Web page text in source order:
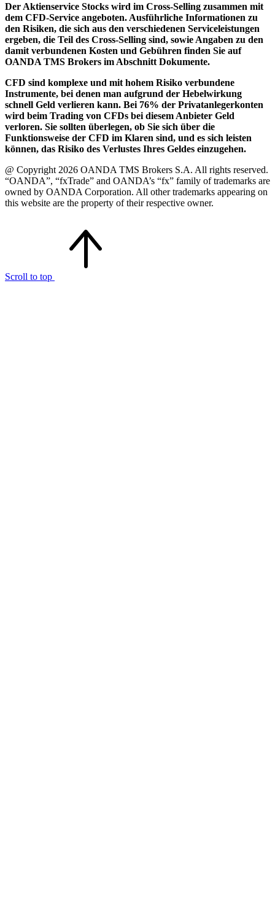
Der Aktienservice Stocks wird im Cross-Selling zusammen mit
dem CFD-Service angeboten. Ausführliche Informationen zu
den Risiken, die sich aus den verschiedenen Serviceleistungen
ergeben, die Teil des Cross-Selling sind, sowie Angaben zu den
damit verbundenen Kosten und Gebühren finden Sie auf
OANDA TMS Brokers im Abschnitt Dokumente.
CFD sind komplexe und mit hohem Risiko verbundene
Instrumente, bei denen man aufgrund der Hebelwirkung
schnell Geld verlieren kann. Bei 76% der Privatanlegerkonten
wird beim Trading von CFDs bei diesem Anbieter Geld
verloren. Sie sollten überlegen, ob Sie sich über die
Funktionsweise der CFD im Klaren sind, und es sich leisten
können, das Risiko des Verlustes Ihres Geldes einzugehen.
@ Copyright 2026 OANDA TMS Brokers S.A. All rights reserved.
“OANDA”, “fxTrade” and OANDA’s “fx” family of trademarks are
owned by OANDA Corporation. All other trademarks appearing on
this website are the property of their respective owner.
Scroll to top